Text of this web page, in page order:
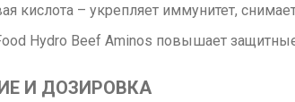
кислота – укрепляет иммунитет,
Hydro Beef Aminos повышает
И ДОЗИРОВКА